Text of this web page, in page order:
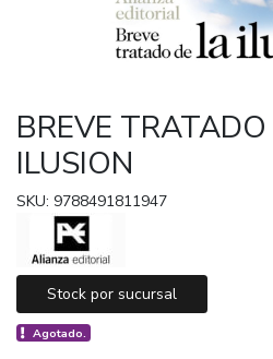
BREVE
ILUSION
SKU: 9788491811947
Stock por sucursal
Agotado.